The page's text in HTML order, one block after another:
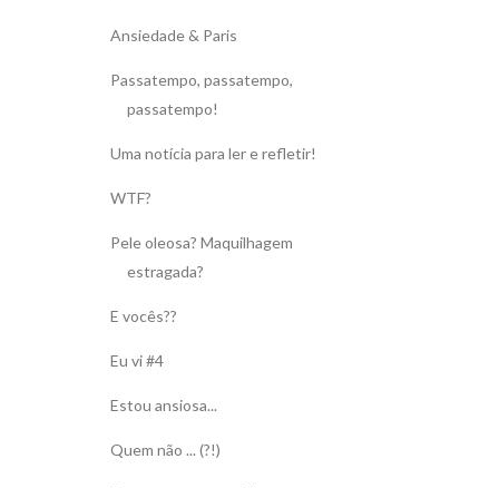
Ansiedade & Paris
Passatempo, passatempo,
passatempo!
Uma notícia para ler e refletir!
WTF?
Pele oleosa? Maquilhagem
estragada?
E vocês??
Eu vi #4
Estou ansiosa...
Quem não ... (?!)